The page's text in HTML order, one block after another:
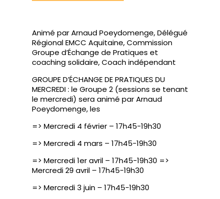
Animé par Arnaud Poeydomenge, Délégué
Régional EMCC Aquitaine, Commission
Groupe d’Échange de Pratiques et
coaching solidaire, Coach indépendant
GROUPE D’ÉCHANGE DE PRATIQUES DU
MERCREDI : le Groupe 2 (sessions se tenant
le mercredi) sera animé par Arnaud
Poeydomenge, les
=> Mercredi 4 février – 17h45-19h30
=> Mercredi 4 mars – 17h45-19h30
=> Mercredi 1er avril – 17h45-19h30 =>
Mercredi 29 avril – 17h45-19h30
=> Mercredi 3 juin – 17h45-19h30